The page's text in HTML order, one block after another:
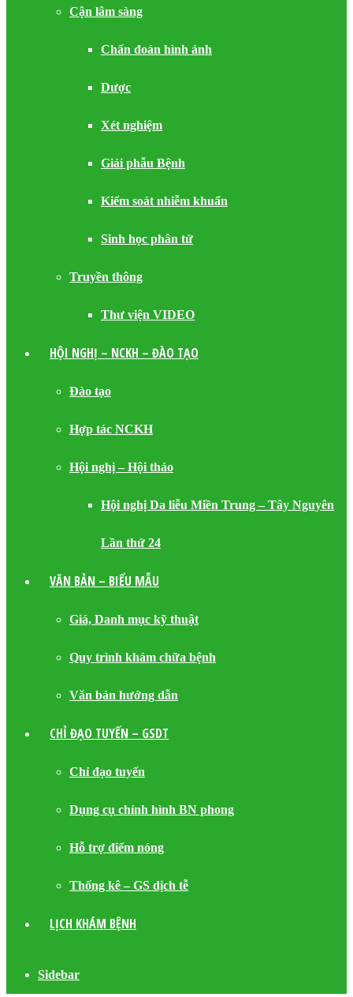
Cận lâm sàng
Chẩn đoán hình ảnh
Dược
Xét nghiệm
Giải phẫu Bệnh
Kiểm soát nhiễm khuẩn
Sinh học phân tử
Truyền thông
Thư viện VIDEO
HỘI NGHỊ – NCKH – ĐÀO TẠO
Đào tạo
Hợp tác NCKH
Hội nghị – Hội thảo
Hội nghị Da liễu Miền Trung – Tây Nguyên
Lần thứ 24
VĂN BẢN – BIỂU MẪU
Giá, Danh mục kỹ thuật
Quy trình khám chữa bệnh
Văn bản hướng dẫn
CHỈ ĐẠO TUYẾN – GSDT
Chỉ đạo tuyến
Dụng cụ chỉnh hình BN phong
Hỗ trợ điểm nóng
Thống kê – GS dịch tễ
LỊCH KHÁM BỆNH
Sidebar